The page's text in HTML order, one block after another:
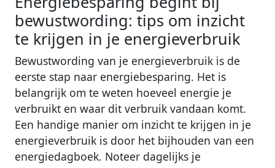
bewustwording: tips om inzicht
te krijgen in je energieverbruik
Bewustwording van je energieverbruik is de
eerste stap naar energiebesparing. Het is
belangrijk om te weten hoeveel energie je
verbruikt en waar dit verbruik vandaan komt.
Een handige manier om inzicht te krijgen in je
energieverbruik is door het bijhouden van een
energiedagboek. Noteer dagelijks je